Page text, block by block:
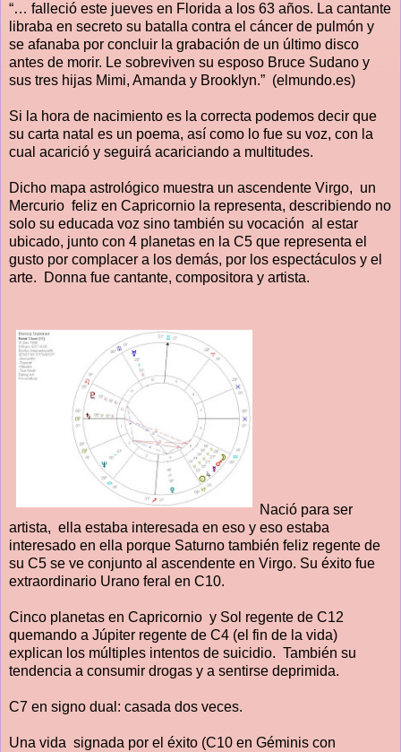
“… falleció este jueves en Florida a los 63 años. La cantante
libraba en secreto su batalla contra el cáncer de pulmón y
se afanaba por concluir la grabación de un último disco
antes de morir. Le sobreviven su esposo Bruce Sudano y
sus tres hijas Mimi, Amanda y Brooklyn.” (elmundo.es)
Si la hora de nacimiento es la correcta podemos decir que
su carta natal es un poema, así como lo fue su voz, con la
cual acarició y seguirá acariciando a multitudes.
Dicho mapa astrológico muestra un ascendente Virgo, un
Mercurio feliz en Capricornio la representa, describiendo no
solo su educada voz sino también su vocación al estar
ubicado, junto con 4 planetas en la C5 que representa el
gusto por complacer a los demás, por los espectáculos y el
arte. Donna fue cantante, compositora y artista.
Nació para ser
artista, ella estaba interesada en eso y eso estaba
interesado en ella porque Saturno también feliz regente de
su C5 se ve conjunto al ascendente en Virgo. Su éxito fue
extraordinario Urano feral en C10.
Cinco planetas en Capricornio y Sol regente de C12
quemando a Júpiter regente de C4 (el fin de la vida)
explican los múltiples intentos de suicidio. También su
tendencia a consumir drogas y a sentirse deprimida.
C7 en signo dual: casada dos veces.
Una vida signada por el éxito (C10 en Géminis con